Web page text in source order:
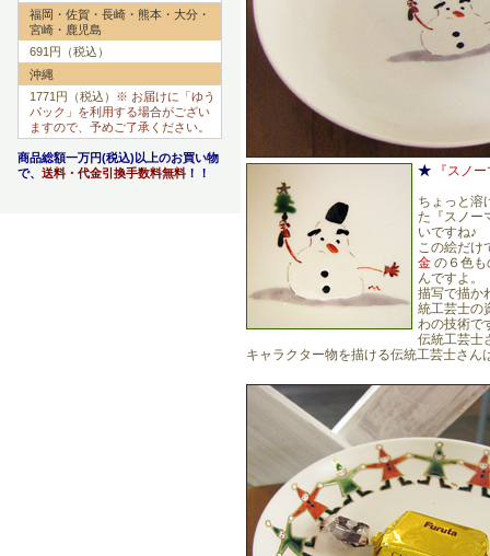
★
『スノ
ちょっと溶
た『スノー
いですね♪
この絵だけ
金 の６色も
んですよ
描写で描か
統工芸士の
わの技術
伝統工芸士
キャラクター物を描ける伝統工芸士さん
福岡・佐賀・長崎・熊本・大分・
宮崎・鹿児島
691円（税込）
沖縄
1771円（税込） ※ お届けに「ゆう
パック」を利用する場合がござい
ますので、予めご了承ください。
商品総額一万円(税込)以上のお買い物
で、 送料・代金引換手数料無料 ！！